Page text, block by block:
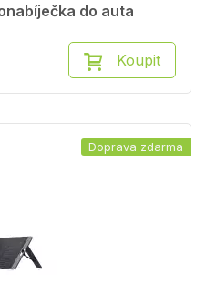
do auta
Koupit
Doprava zdarma